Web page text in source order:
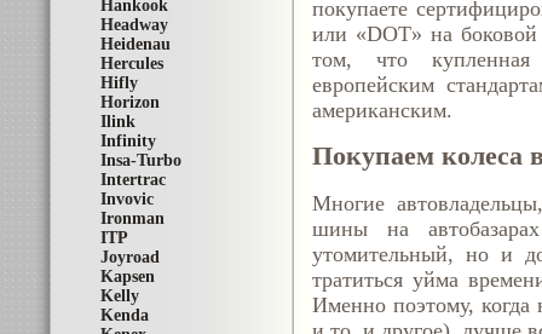
Hankook
Headway
Heidenau
Hercules
Hifly
Horizon
Ilink
Infinity
Insa-Turbo
Intertrac
Invovic
Ironman
ITP
Joyroad
Kapsen
Kelly
Kenda
покупаете
или «DOT» на
том, что купленная
европейским
американским.
Покупаем колеса
Многие
шины на
утомительный, но и
тратиться уйма
Именно поэтому,